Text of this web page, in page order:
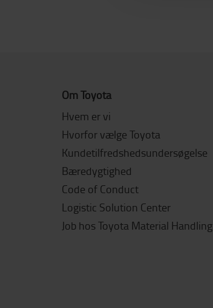
Om Toyota
Hvem er vi
Hvorfor vælge Toyota
Kundetilfredshedsundersøgelse
Bæredygtighed
Code of Conduct
Logistic Solution Center
Job hos Toyota Material Handling